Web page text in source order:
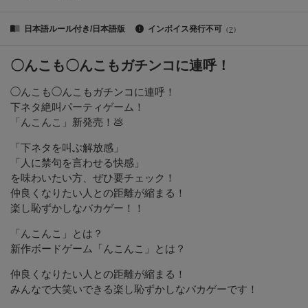
日本語ルール付き/日本語版 インボイス発行不可 （? ）
〇んこも〇んこもガチンコに連呼！
◯んこも◯んこもガチンコに連呼！
下ネタ絶叫パーティゲーム！
「んこんこ」新発売！💩
「下ネタを叫ぶ解放感」
「人に禁句を言わせる快感」
を味わいたい方、ぜひ要チェック！
仲良くなりたい人との距離が縮まる！
楽し恥ずかしなバカゲー！！
「んこんこ」とは？
新作ボードゲーム「んこんこ」とは？
仲良くなりたい人との距離が縮まる！
みんなで大笑いできる楽し恥ずかしなバカゲーです！